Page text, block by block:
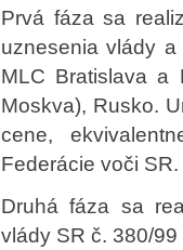
Prvá fáza sa
uznesenia vlády
MLC Bratislava a
Moskva), Rusko.
cene,
Federácie voči SR.
Druhá fáza sa
vlády SR č. 380/